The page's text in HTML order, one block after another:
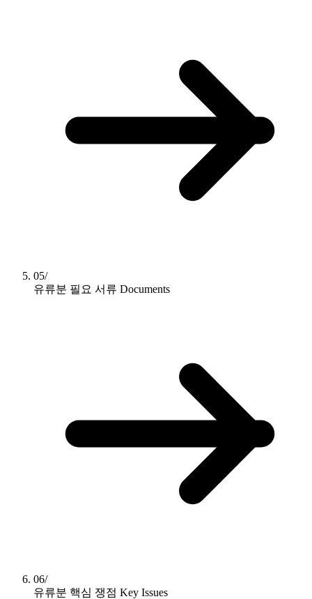
05/
유류분 필요 서류 Documents
06/
유류분 핵심 쟁점 Key Issues